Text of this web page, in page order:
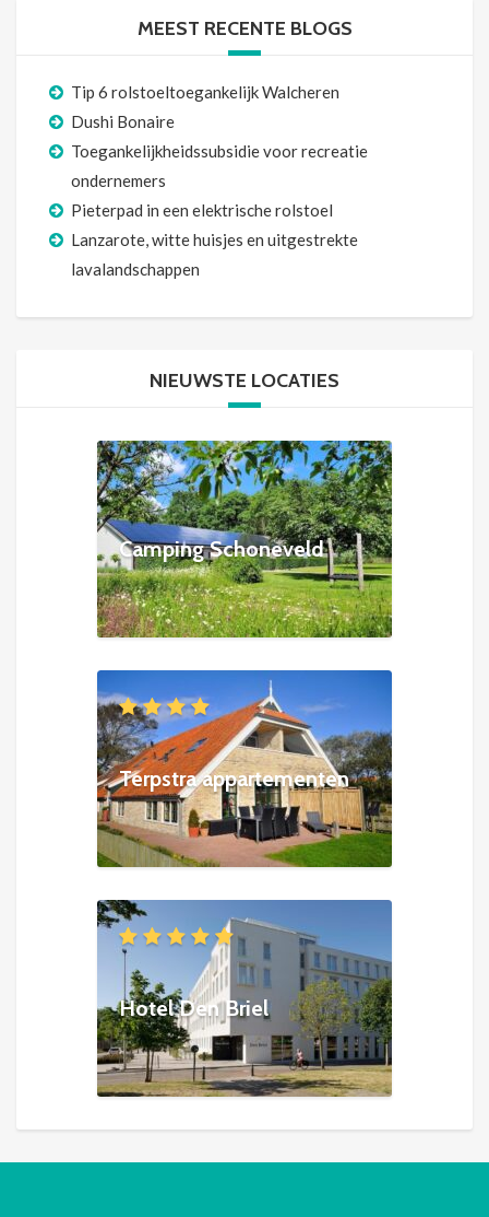
MEEST RECENTE BLOGS
Tip 6 rolstoeltoegankelijk Walcheren
Dushi Bonaire
Toegankelijkheidssubsidie voor recreatie
ondernemers
Pieterpad in een elektrische rolstoel
Lanzarote, witte huisjes en uitgestrekte
lavalandschappen
NIEUWSTE LOCATIES
Camping Schoneveld
Terpstra appartementen
Hotel Den Briel